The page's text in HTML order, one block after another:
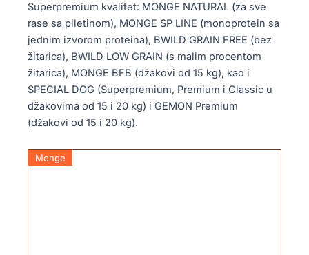
Superpremium kvalitet: MONGE NATURAL (za sve
rase sa piletinom), MONGE SP LINE (monoprotein sa
jednim izvorom proteina), BWILD GRAIN FREE (bez
žitarica), BWILD LOW GRAIN (s malim procentom
žitarica), MONGE BFB (džakovi od 15 kg), kao i
SPECIAL DOG (Superpremium, Premium i Classic u
džakovima od 15 i 20 kg) i GEMON Premium
(džakovi od 15 i 20 kg).
Monge